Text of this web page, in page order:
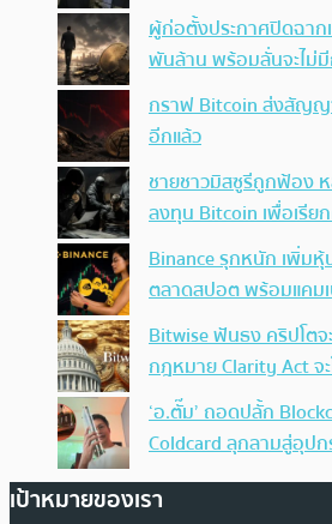
ผู้ก่อตั้งประกาศปิดฉา
พันล้าน พร้อมลั่นจะไม่
กราฟ Bitcoin ส่งสัญญ
อีกแล้ว
ชายชาวมิสซูรีถูกฟ้อง
ลงทุน Bitcoin เพื่อเรีย
Binance รุกหนัก เพิ่มหุ้
ตลาดสปอต พร้อมแคม
Bitwise ฟันธง คริปโตจ
กฎหมาย Clarity Act จ
‘อ.ตั๊ม’ ถอดปลั้ก
Coldcard ลุกลามสู่อุป
เป้าหมายของเรา